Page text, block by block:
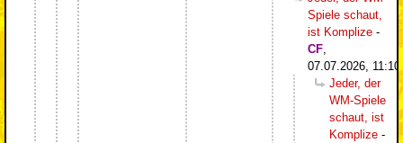
Spiele schaut,
ist Komplize -
CF
07.07.2026, 11:10
Jeder, der
WM-Spiele
schaut, ist
Komplize -